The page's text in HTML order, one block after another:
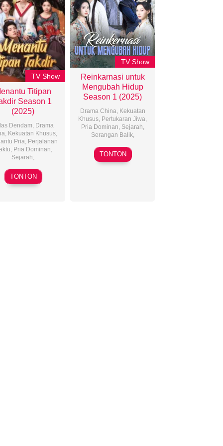
TV Show
Titipan
Season 1
(2025)
Dendam, Drama
, Kekuatan Khusus,
Pria, Perjalanan
, Pria Dominan,
Sejarah,
17
Feb
TONTON
TV Show
Reinkarnasi untuk
Mengubah Hidup
Season 1 (2025)
Drama China, Kekuatan
Khusus, Pertukaran Jiwa,
Pria Dominan, Sejarah,
Serangan Balik,
08
Mar
TONTON